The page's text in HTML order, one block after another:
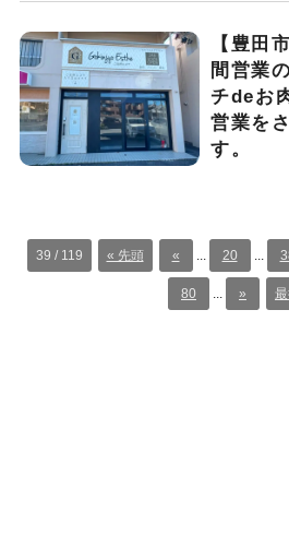
【豊田
間営業
チdeお
営業を
す。
39 / 119 « 先頭 « 20
80 »